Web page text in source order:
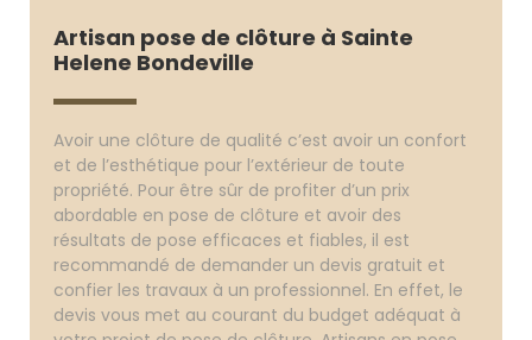
Artisan pose de clôture à Sainte
Helene Bondeville
Avoir une clôture de qualité c’est avoir un confort
et de l’esthétique pour l’extérieur de toute
propriété. Pour être sûr de profiter d’un prix
abordable en pose de clôture et avoir des
résultats de pose efficaces et fiables, il est
recommandé de demander un devis gratuit et
confier les travaux à un professionnel. En effet, le
devis vous met au courant du budget adéquat à